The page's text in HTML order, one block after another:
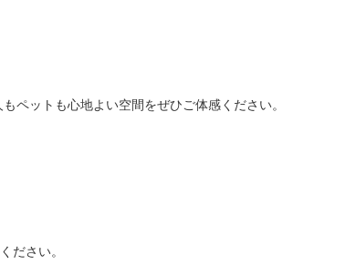
ペットも心地よい空間をぜひご体感ください。
ださい。